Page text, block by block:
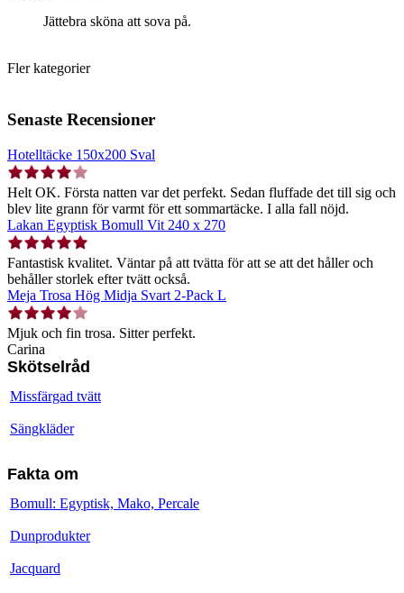
Jättebra sköna att sova på.
Fler kategorier
Senaste Recensioner
Hotelltäcke 150x200 Sval
Helt OK. Första natten var det perfekt. Sedan fluffade det till sig och
blev lite grann för varmt för ett sommartäcke. I alla fall nöjd.
Lakan Egyptisk Bomull Vit 240 x 270
Fantastisk kvalitet. Väntar på att tvätta för att se att det håller och
behåller storlek efter tvätt också.
Meja Trosa Hög Midja Svart 2-Pack L
Mjuk och fin trosa. Sitter perfekt.
Carina
Skötselråd
Missfärgad tvätt
Sängkläder
Fakta om
Bomull: Egyptisk, Mako, Percale
Dunprodukter
Jacquard